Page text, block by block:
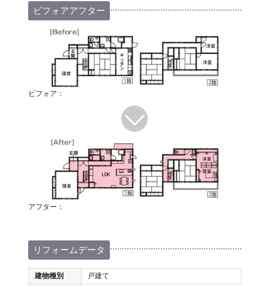
ビフォアアフター
ビフォア：
アフター：
リフォームデータ
建物種別
戸建て